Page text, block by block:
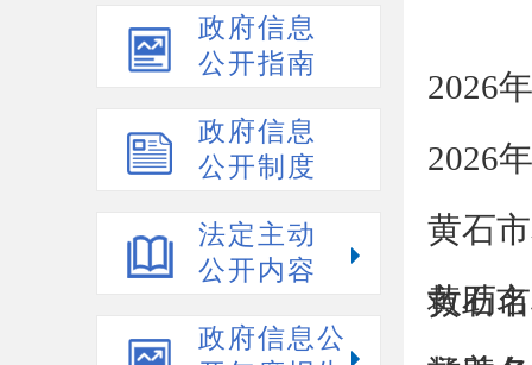
政府信息
公开指南
政府信息
公开制度
法定主动
公开内容
政府信息公
2026
2026
黄石
救助
黄石